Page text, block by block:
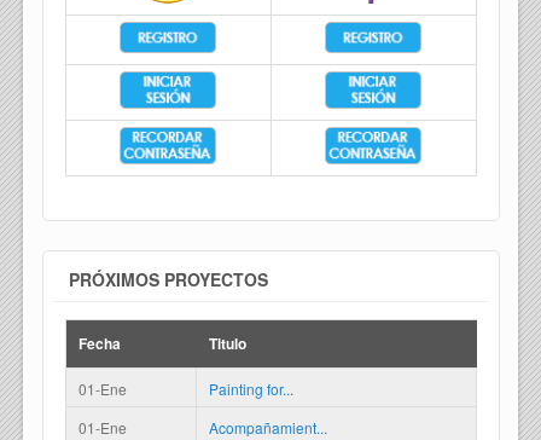
PRÓXIMOS PROYECTOS
Fecha Titulo
01-Ene
Painting for...
01-Ene
Acompañamient...